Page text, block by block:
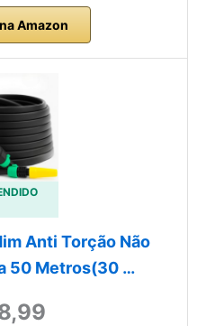
Amazon
Anti Torção Não
50 Metros(30 …